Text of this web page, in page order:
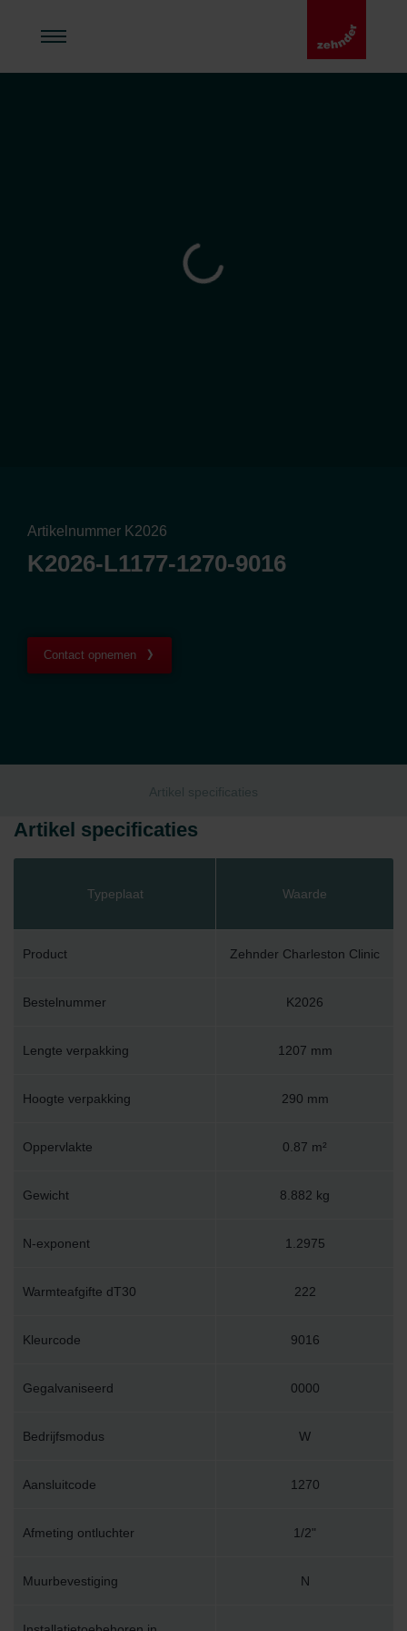
Artikelnummer K2026
K2026-L1177-1270-9016
Contact opnemen
Artikel specificaties
Artikel specificaties
Typeplaat Waarde
Product Zehnder Charleston Clinic
Bestelnummer K2026
Lengte verpakking 1207 mm
Hoogte verpakking 290 mm
Oppervlakte 0.87 m²
Gewicht 8.882 kg
N-exponent 1.2975
Warmteafgifte dT30 222
Kleurcode 9016
Gegalvaniseerd 0000
Bedrijfsmodus W
Aansluitcode 1270
Afmeting ontluchter 1/2"
Muurbevestiging N